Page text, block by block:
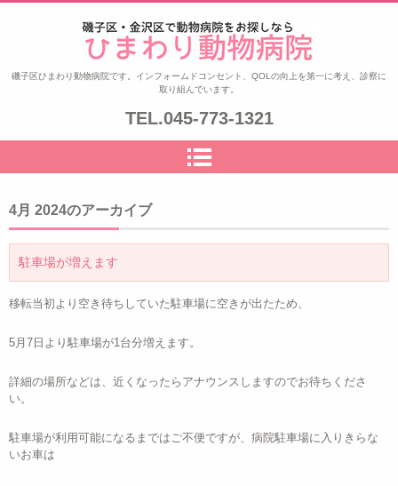
ひまわり動物病院|磯子区・金沢
区|夜8時まで診察|鍼治療
磯子区ひまわり動物病院です。インフォームドコンセント、QOLの向上を第一に考え、診察に
取り組んでいます。
TEL.045-773-1321
4月 2024のアーカイブ
駐車場が増えます
移転当初より空き待ちしていた駐車場に空きが出たため、
5月7日より駐車場が1台分増えます。
詳細の場所などは、近くなったらアナウンスしますのでお待ちくださ
い。
駐車場が利用可能になるまではご不便ですが、病院駐車場に入りきらな
いお車は